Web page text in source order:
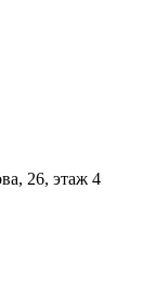
26, этаж 4